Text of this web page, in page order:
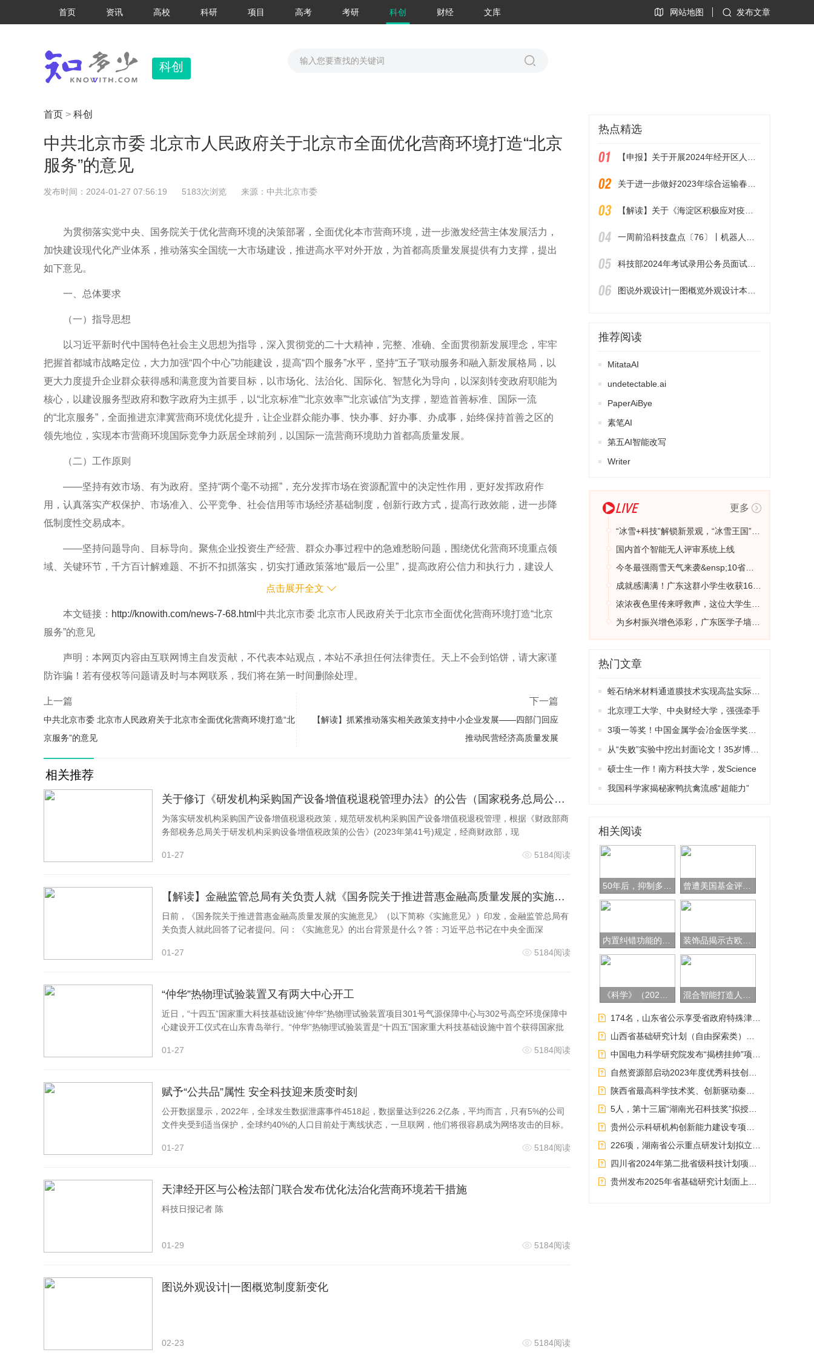
首页 资讯 高校 科研 项目 高考 考研 科创 财经 文库 网站地图 发布文章
科创
首页 > 科创
中共北京市委 北京市人民政府关于北京市全面优化营商环境打造“北京
服务”的意见
发布时间：2024-01-27 07:56:19 5183次浏览 来源：中共北京市委
为贯彻落实党中央、国务院关于优化营商环境的决策部署，全面优化本市营商环境，进一步激发经营主体发展活力，
加快建设现代化产业体系，推动落实全国统一大市场建设，推进高水平对外开放，为首都高质量发展提供有力支撑，提出
如下意见。
一、总体要求
（一）指导思想
以习近平新时代中国特色社会主义思想为指导，深入贯彻党的二十大精神，完整、准确、全面贯彻新发展理念，牢牢
把握首都城市战略定位，大力加强“四个中心”功能建设，提高“四个服务”水平，坚持“五子”联动服务和融入新发展格局，以
更大力度提升企业群众获得感和满意度为首要目标，以市场化、法治化、国际化、智慧化为导向，以深刻转变政府职能为
核心，以建设服务型政府和数字政府为主抓手，以“北京标准”“北京效率”“北京诚信”为支撑，塑造首善标准、国际一流
的“北京服务”，全面推进京津冀营商环境优化提升，让企业群众能办事、快办事、好办事、办成事，始终保持首善之区的
领先地位，实现本市营商环境国际竞争力跃居全球前列，以国际一流营商环境助力首都高质量发展。
（二）工作原则
——坚持有效市场、有为政府。坚持“两个毫不动摇”，充分发挥市场在资源配置中的决定性作用，更好发挥政府作
用，认真落实产权保护、市场准入、公平竞争、社会信用等市场经济基础制度，创新行政方式，提高行政效能，进一步降
低制度性交易成本。
——坚持问题导向、目标导向。聚焦企业投资生产经营、群众办事过程中的急难愁盼问题，围绕优化营商环境重点领
域、关键环节，千方百计解难题、不折不扣抓落实，切实打通政策落地“最后一公里”，提高政府公信力和执行力，建设人
民满意的服务型政府，让企业群众享受到更精准的政策服务、更便利高效的办事体验。
——坚持改革引领、数字赋能。以制度创新和技术创新双轮驱动，全面提高政府决策科学化水平和管理服务效率。以
数字化改革助力政府职能转变，着力破解一批体制机制障碍，推动政府服务流程和治理模式系统性变革，构建数字化、智
——坚持系统集成、协同高效。紧扣国家重大战略需要和首都发展重大需求，加强本市营商环境改革的顶层设计和整
协同性，充分调动社会各界的积极性、主动性，加快形成全社会多元参与优化营商环境的共建共享格局。
二、重点任务
（一）夯实三大基础，强化“北京服务”引领示范作用
则，以优化行政管理为重点，深化企业全生命周期服务标准化建设，打造与首都功能相适应、与高精尖产业发展相匹配的
国际一流标准环境，强化“北京标准”的引领性。完善政务服务标准体系，重点推进行政审批、政务服务等行政管理领域标
准的制定和推广，统一规则、准则、流程，实现政府服务管理能力整体提升。强化科技创新标准支撑，增强利用自主知识
产权成果研制标准的能力，强化科技成果向标准转化，打造具有国际领先水平的“中关村标准”品牌。提升产业标准化水
域国际标准制定。完善绿色发展标准化保障，开展碳达峰碳中和标准化提升工程，完善环境污染防治标准体系和资源节约
集约利用标准体系，参与绿色金融标准体系建设。完善城市公共设施标准体系，加强公共设施建设运营、数字运维、评估
评价等方面标准制定，完善无障碍环境建设和管理标准。提升标准化对外开放水平，促进政策、规则、标准国际联通，推
动进出口贸易与标准化工作有机结合，做好技术性贸易措施和海外标准信息的分析与应对，提高“北京标准”与国际标准的
2.打造人民满意的“北京效率”。以数字化、智慧化改革为牵引，全面提升制度供给效率、资源配置效率、政府审批效
率、公共服务效率，实现企业群众办事时间更短、跑动更少、成本更低，跑出“北京效率”加速度。提高市场运行效率，深
化要素市场化配置改革，不断完善要素市场运行机制，健全要素市场化交易平台，完善要素交易规则和服务,提升要素交
易监管水平。全面提升消费服务质量，规范消费市场经营秩序，营造便利消费、放心消费环境。提高行政管理效率，转变
于政府管理和服务，提高行政审批、监管执法、政务服务效率。提高公共服务效率，创新公共服务供给模式和管理机制，
文化等领域公共服务设施兼容设置、开放共享。提高城市管理效率，大力推行智慧城市建设，推动城市治理、服务等多领
城市基础设施网络智慧化管理水平。
3.打造首善之区的“北京诚信”。大力推进社会信用体系建设，扎实推进信用理念、信用制度、信用手段与经济社会各
体树立契约精神，积极履约践诺，对制假售假、虚假宣传、商业欺诈等侵害消费者权益的违法行为依法进行失信联合惩
用在健全公共服务体系、完善社会治理制度等方面的作用，围绕劳动用工、医疗卫生、知识产权、环境保护、文化旅游、
（二）打造六大环境，带动“北京服务”提质增效
点击展开全文
本文链接： http://knowith.com/news-7-68.html 中共北京市委 北京市人民政府关于北京市全面优化营商环境打造“北京
服务”的意见
声明：本网页内容由互联网博主自发贡献，不代表本站观点，本站不承担任何法律责任。天上不会到馅饼，请大家谨
防诈骗！若有侵权等问题请及时与本网联系，我们将在第一时间删除处理。
上一篇
中共北京市委 北京市人民政府关于北京市全面优化营商环境打造“北
京服务”的意见
下一篇
【解读】抓紧推动落实相关政策支持中小企业发展——四部门回应
推动民营经济高质量发展
相关推荐
关于修订《研发机构采购国产设备增值税退税管理办法》的公告（国家税务总局公告2023年第20号）
为落实研发机构采购国产设备增值税退税政策，规范研发机构采购国产设备增值税退税管理，根据《财政部商
务部税务总局关于研发机构采购设备增值税政策的公告》(2023年第41号)规定，经商财政部，现
01-27 5184阅读
【解读】金融监管总局有关负责人就《国务院关于推进普惠金融高质量发展的实施意见》答记者问
日前，《国务院关于推进普惠金融高质量发展的实施意见》（以下简称《实施意见》）印发，金融监管总局有
关负责人就此回答了记者提问。问：《实施意见》的出台背景是什么？答：习近平总书记在中央全面深
01-27 5184阅读
“仲华”热物理试验装置又有两大中心开工
近日，“十四五”国家重大科技基础设施“仲华”热物理试验装置项目301号气源保障中心与302号高空环境保障中
心建设开工仪式在山东青岛举行。“仲华”热物理试验装置是“十四五”国家重大科技基础设施中首个获得国家批
01-27
5184阅读
赋予“公共品”属性 安全科技迎来质变时刻
公开数据显示，2022年，全球发生数据泄露事件4518起，数据量达到226.2亿条，平均而言，只有5%的公司
文件夹受到适当保护，全球约40%的人口目前处于离线状态，一旦联网，他们将很容易成为网络攻击的目标。
01-27
5184阅读
天津经开区与公检法部门联合发布优化法治化营商环境若干措施
科技日报记者 陈
01-29 5184阅读
图说外观设计|一图概览制度新变化
02-23 5184阅读
热点精选
推荐阅读
MitataAI
undetectable.ai
PaperAiBye
素笔AI
第五AI智能改写
Writer
更多
国内首个智能无人评审系统上线
热门文章
北京理工大学、中央财经大学，强强牵手
硕士生一作！南方科技大学，发Science
我国科学家揭秘家鸭抗禽流感“超能力”
相关阅读